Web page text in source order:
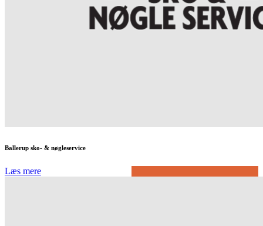
Ballerup sko- & nøgleservice
Læs mere